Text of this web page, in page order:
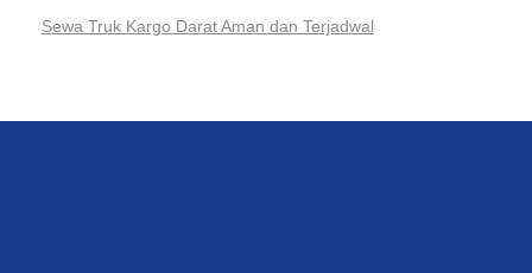
Sewa Truk Kargo Darat Aman dan Terjadwal